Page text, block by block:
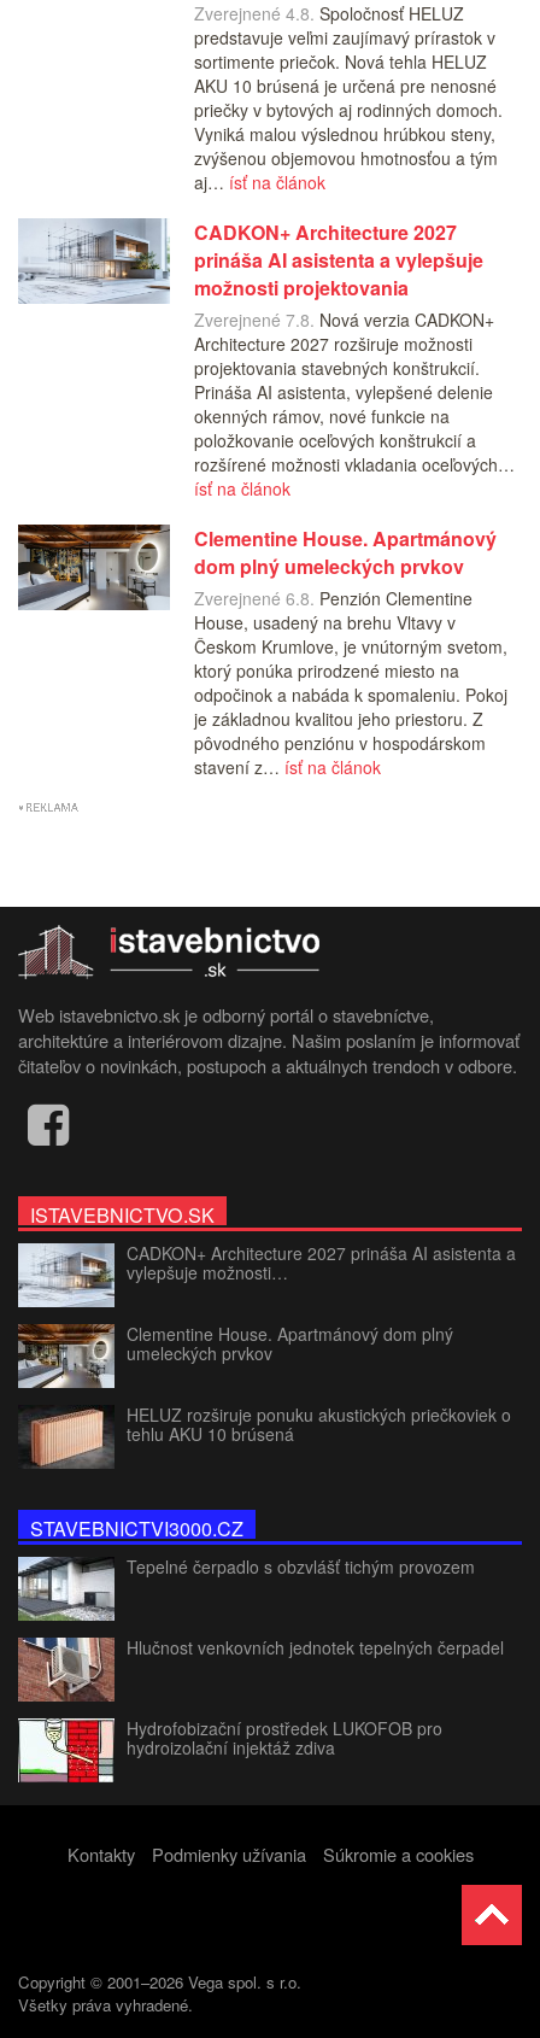
Zverejnené 4.8. Spoločnosť HELUZ
predstavuje veľmi zaujímavý prírastok v
sortimente priečok. Nová tehla HELUZ
AKU 10 brúsená je určená pre nenosné
priečky v bytových aj rodinných domoch.
Vyniká malou výslednou hrúbkou steny,
zvýšenou objemovou hmotnosťou a tým
aj… ísť na článok
CADKON+ Architecture 2027
prináša AI asistenta a vylepšuje
možnosti projektovania
Zverejnené 7.8. Nová verzia CADKON+
Architecture 2027 rozširuje možnosti
projektovania stavebných konštrukcií.
Prináša AI asistenta, vylepšené delenie
okenných rámov, nové funkcie na
položkovanie oceľových konštrukcií a
rozšírené možnosti vkladania oceľových…
ísť na článok
Clementine House. Apartmánový
dom plný umeleckých prvkov
Zverejnené 6.8. Penzión Clementine
House, usadený na brehu Vltavy v
Českom Krumlove, je vnútorným svetom,
ktorý ponúka prirodzené miesto na
odpočinok a nabáda k spomaleniu. Pokoj
je základnou kvalitou jeho priestoru. Z
pôvodného penziónu v hospodárskom
stavení z… ísť na článok
Web istavebnictvo.sk je odborný portál o stavebníctve,
architektúre a interiérovom dizajne. Našim poslaním je informovať
čitateľov o novinkách, postupoch a aktuálnych trendoch v odbore.
ISTAVEBNICTVO.SK
CADKON+ Architecture 2027 prináša AI asistenta a
vylepšuje možnosti…
Clementine House. Apartmánový dom plný
umeleckých prvkov
HELUZ rozširuje ponuku akustických priečkoviek o
tehlu AKU 10 brúsená
STAVEBNICTVI3000.CZ
Tepelné čerpadlo s obzvlášť tichým provozem
Hlučnost venkovních jednotek tepelných čerpadel
Hydrofobizační prostředek LUKOFOB pro
hydroizolační injektáž zdiva
Kontakty Podmienky užívania Súkromie a cookies
Copyright © 2001–2026 Vega spol. s r.o.
Všetky práva vyhradené.